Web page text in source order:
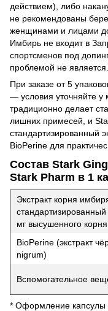
действием), либо
не рекомендованы
женщинами и лицами до
Имбирь не входит в
спортсменов под
проблемой не является.
При заказе от 5
— условия уточняйте
традиционно делает
лишних примесей, и
стандартизированный
BioPerine для
Состав Stark
Stark Pharm в 1
Экстракт корня
мг высушенного корня
BioPerine (экстракт
nigrum)
Вспомогательное
* Оформление капсулы